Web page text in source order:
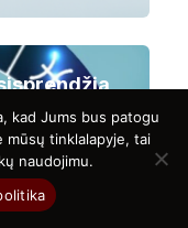
kad Jums bus patogu
mūsų tinklalapyje, tai
naudojimu.